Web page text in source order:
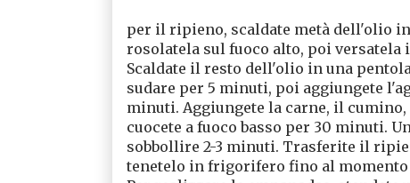
per il ripieno, scaldate metà dell'olio
rosolatela sul fuoco alto, poi versatela
Scaldate il resto dell'olio in una
sudare per 5 minuti, poi aggiungete
minuti. Aggiungete la carne, il
cuocete a fuoco basso per 30 minuti.
sobbollire 2-3 minuti. Trasferite il
tenetelo in frigorifero fino al momento